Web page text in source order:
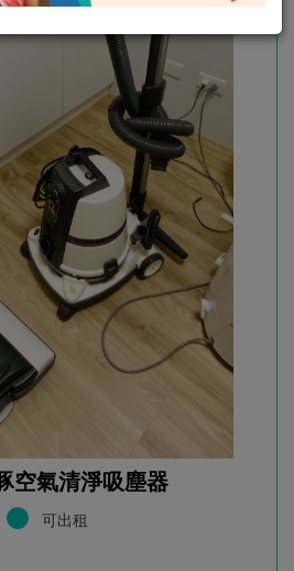
空氣清淨吸塵器
可出租